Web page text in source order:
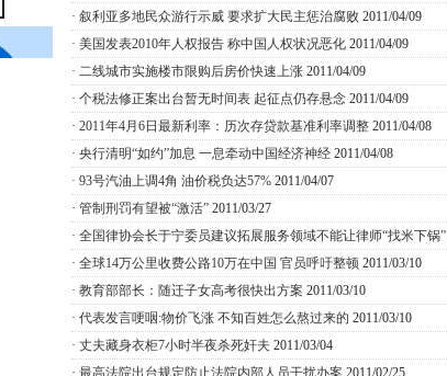
· 叙利亚多地民众游行示威 要求扩大民主惩治腐败 2011/04/09
· 美国发表2010年人权报告 称中国人权状况恶化 2011/04/09
· 二线城市实施楼市限购后房价快速上涨 2011/04/09
· 个税法修正案出台暂无时间表 起征点仍存悬念 2011/04/09
· 2011年4月6日最新利率：历次存贷款基准利率调整 2011/04/08
· 央行清明“如约”加息 一息牵动中国经济神经 2011/04/08
· 93号汽油上调4角 油价税负达57% 2011/04/07
· 管制刑罚有望被“激活” 2011/03/27
· 全国律协会长于宁委员建议拓展服务领域不能让律师“找米下锅”
· 全球14万公里收费公路10万在中国 官员呼吁整顿 2011/03/10
· 教育部部长：随迁子女高考很快出方案 2011/03/10
· 代表发言哽咽:物价飞涨 不知百姓怎么熬过来的 2011/03/10
· 丈夫藏身衣柜7小时半夜杀死奸夫 2011/03/04
· 最高法院出台规定防止法院内部人员干扰办案 2011/02/25